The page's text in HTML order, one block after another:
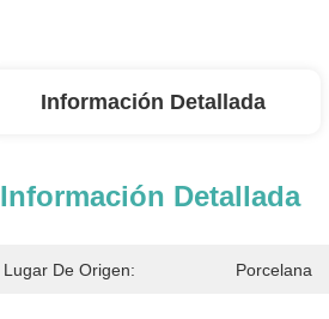
Información Detallada
Información Detallada
Lugar De Origen: Porcelana